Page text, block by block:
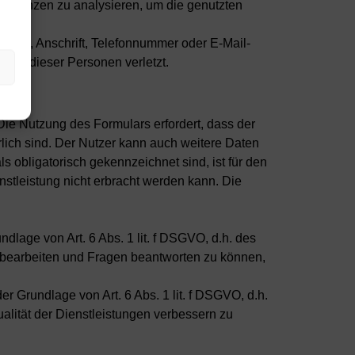
zu analysieren, um die genutzten
Anschrift, Telefonnummer oder E-Mail-
dieser Personen verletzt.
Nutzung des Formulars erfordert, dass der
sind. Der Nutzer kann auch weitere Daten
obligatorisch gekennzeichnet sind, ist für den
nicht erbracht werden kann. Die
von Art. 6 Abs. 1 lit. f DSGVO, d.h. des
und Fragen beantworten zu können,
Grundlage von Art. 6 Abs. 1 lit. f DSGVO, d.h.
der Dienstleistungen verbessern zu